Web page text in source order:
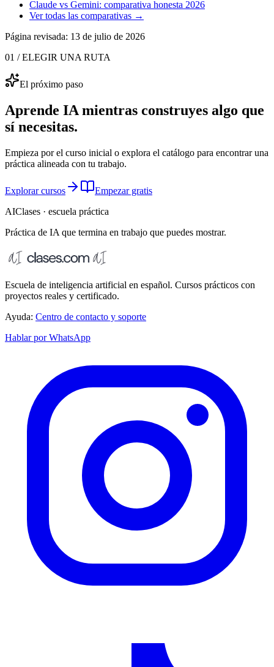
Claude vs Gemini: comparativa honesta 2026
Ver todas las comparativas →
Página revisada: 13 de julio de 2026
01 / ELEGIR UNA RUTA
El próximo paso
Aprende IA mientras construyes algo que
sí necesitas.
Empieza por el curso inicial o explora el catálogo para encontrar una
práctica alineada con tu trabajo.
Explorar cursos
Empezar gratis
AIClases · escuela práctica
Práctica de IA que termina en trabajo que puedes mostrar.
Escuela de inteligencia artificial en español. Cursos prácticos con
proyectos reales y certificado.
Ayuda: Centro de contacto y soporte
Hablar por WhatsApp